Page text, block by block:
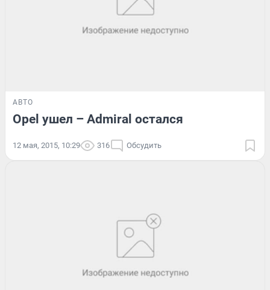
АВТО
Opel ушел – Admiral остался
12 мая, 2015, 10:29 316 Обсудить